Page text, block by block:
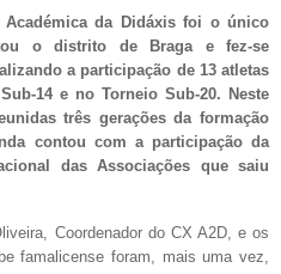
da Didáxis foi o único
o distrito de Braga e fez-se
a participação de 13 atletas
14 e no Torneio Sub-20. Neste
três gerações da formação
contou com a participação da
das Associações que saiu
Coordenador do CX A2D, e os
famalicense foram, mais uma vez,